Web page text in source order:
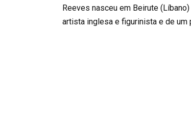
Reeves nasceu em Beirute
artista inglesa e figurinista e de um